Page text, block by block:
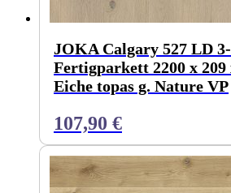
JOKA Calgary 527 LD
Fertigparkett 2200 x 209
Eiche topas g. Nature VP
107,90 €